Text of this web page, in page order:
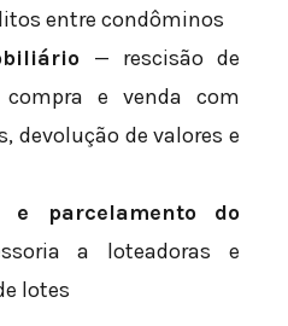
entre condôminos
— rescisão de
e venda com
devolução de valores e
e parcelamento do
a loteadoras e
lotes